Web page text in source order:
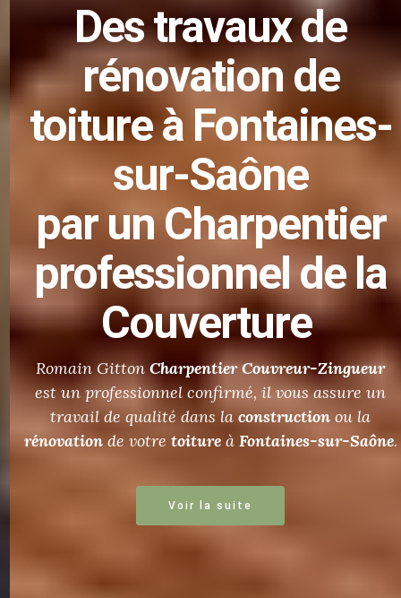
Destravaux de
rénovation de
toitureà Fontaines-
sur-Saône
par un Charpentier
professionnel de la
Couverture
Romain GittonCharpentier Couvreur-Zingueur
est un professionnel confirmé, il vous assure un
travail de qualité dans laconstructionou la
rénovationde votretoitureàFontaines-sur-Saône.
Voir la suite